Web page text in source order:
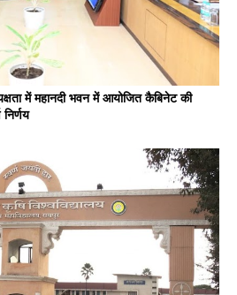
में महानदी भवन में आयोजित कैबिनेट की